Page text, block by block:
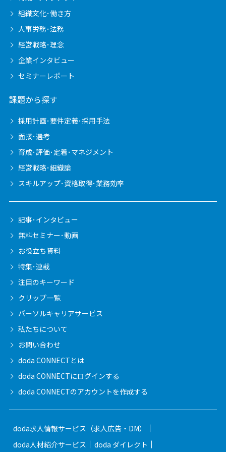
組織文化･働き方
人事労務･法務
経営戦略･理念
企業インタビュー
セミナーレポート
課題から探す
採用計画･要件定義･採用手法
面接･選考
育成･評価･定着･マネジメント
経営戦略･組織論
スキルアップ･資格取得･業務効率
記事･インタビュー
無料セミナー･動画
お役立ち資料
特集･連載
注目のキーワード
クリップ一覧
パーソルキャリアサービス
私たちについて
お問い合わせ
doda CONNECTとは
doda CONNECTにログインする
doda CONNECTのアカウントを作成する
doda求人情報サービス（求人広告・DM）
doda人材紹介サービス
doda ダイレクト